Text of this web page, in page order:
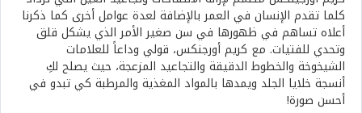
كلما تقدم الإنسان في العمر بالإضافة لعدة عوامل أخرى كما ذكرنا
أعلاه تساهم في ظهورها في سن صغير الأمر الذي يشكل قلق
وتحدي للفتيات. مع كريم أورجنكس، قولي وداعاً للعلامات
الشيخوخة والخطوط الدقيقة والتجاعيد المزعجة، حيث يصلح لكِ
أنسجة خلايا الجلد ويمدها بالمواد المغذية والمرطبة كي تبدو في
أحسن صورة!